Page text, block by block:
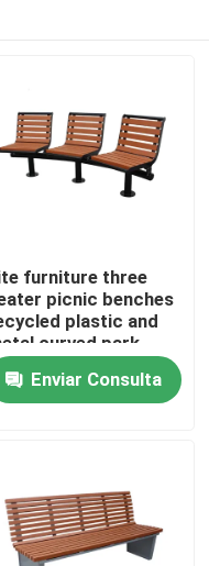
furniture three
picnic benches
plastic and
curved park
seat
Enviar Consulta